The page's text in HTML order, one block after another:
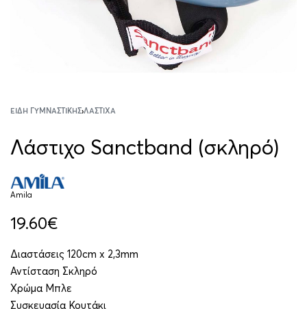
ΕΊΔΗ ΓΥΜΝΑΣΤΙΚΉΣ›ΛΆΣΤΙΧΑ
Λάστιχο Sanctband (σκληρό)
Amila
19.60€
Διαστάσεις 120cm x 2,3mm
Αντίσταση Σκληρό
Χρώμα Μπλε
Συσκευασία Κουτάκι